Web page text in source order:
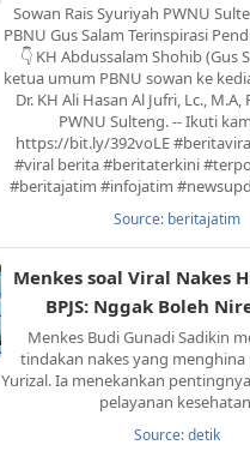
Sowan Rais Syuriyah PWNU
PBNU Gus Salam Terinspirasi
👇 KH Abdussalam Shohib (Gus
ketua umum PBNU sowan ke
Dr. KH Ali Hasan Al Jufri, Lc., M.A,
PWNU Sulteng. -- Ikuti
https://bit.ly/392voLE
#viral berita #beritaterkini
#beritajatim #infojatim
Source: beritajatim
Menkes soal Viral Nakes
BPJS: Nggak Boleh
Menkes Budi Gunadi Sadikin
tindakan nakes yang menghina
Yurizal. Ia menekankan
pelayanan
Source: detik